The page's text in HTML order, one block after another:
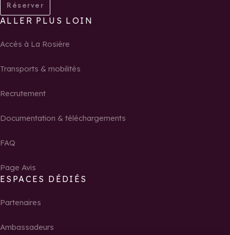
Réserver
ALLER PLUS LOIN
Accès à La Rosière
Transports & mobilités
Recrutement
Documentation & téléchargements
FAQ
Page Avis
ESPACES DÉDIÉS
Partenaires
Ambassadeurs